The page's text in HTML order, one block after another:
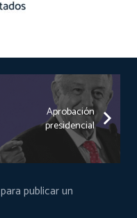
Aprobación
presidencial
para publicar un